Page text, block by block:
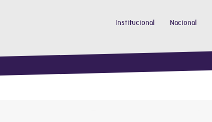
Institucional Nacional